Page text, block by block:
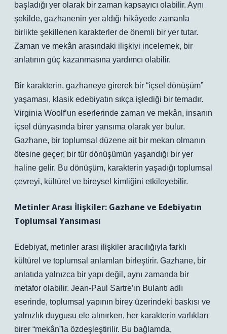
başladığı yer olarak bir zaman kapsayıcı olabilir. Aynı
şekilde, gazhanenin yer aldığı hikâyede zamanla
birlikte şekillenen karakterler de önemli bir yer tutar.
Zaman ve mekân arasındaki ilişkiyi incelemek, bir
anlatının güç kazanmasına yardımcı olabilir.
Bir karakterin, gazhaneye girerek bir “içsel dönüşüm”
yaşaması, klasik edebiyatın sıkça işlediği bir temadır.
Virginia Woolf’un eserlerinde zaman ve mekân, insanın
içsel dünyasında birer yansıma olarak yer bulur.
Gazhane, bir toplumsal düzene ait bir mekan olmanın
ötesine geçer; bir tür dönüşümün yaşandığı bir yer
haline gelir. Bu dönüşüm, karakterin yaşadığı toplumsal
çevreyi, kültürel ve bireysel kimliğini etkileyebilir.
Metinler Arası İlişkiler: Gazhane ve Edebiyatın
Toplumsal Yansıması
Edebiyat, metinler arası ilişkiler aracılığıyla farklı
kültürel ve toplumsal anlamları birleştirir. Gazhane, bir
anlatıda yalnızca bir yapı değil, aynı zamanda bir
metafor olabilir. Jean-Paul Sartre’ın Bulantı adlı
eserinde, toplumsal yapının birey üzerindeki baskısı ve
yalnızlık duygusu ele alınırken, her karakterin varlıkları
birer “mekân”la özdeşleştirilir. Bu bağlamda,